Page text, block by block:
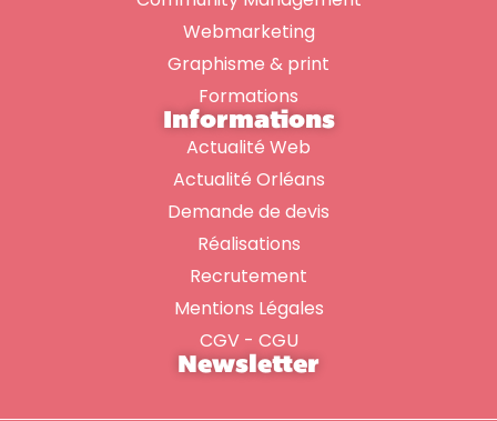
Webmarketing
Graphisme & print
Formations
Informations
Actualité Web
Actualité Orléans
Demande de devis
Réalisations
Recrutement
Mentions Légales
CGV - CGU
Newsletter